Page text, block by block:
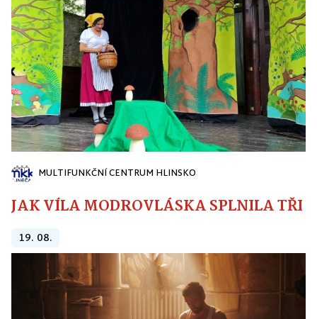
MULTIFUNKČNÍ CENTRUM HLINSKO
JAK VÍLA MODROVLÁSKA SPLNILA
19. 08.